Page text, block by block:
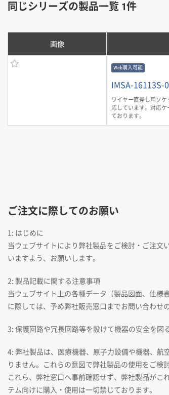
同じシリーズの製品一覧 1件
画像
Web購入可能
IMSA-16113S-
ワイヤー直差し用ソ
応しています。対応
ております。
ご注文に際してのお願い
1: はじめに
当ウェブサイトにより弊社製品をご検討・ご注文
いますよう、お願いします。
2: 製品記載に関する注意事項
当ウェブサイト上の各種データ（製品図面、仕
に際しては、予め弊社販売窓口までお問い合わせ
3: 保護回路や冗長回路等を設けて機器の安全を図
4: 弊社製品は、医療機器、原子力設備や機器、
りません。これらの意図で弊社製品の使用をご検
これら、弊社窓口へ事前確認せず、弊社製品が
テム向けに購入・使用は一切禁じております。